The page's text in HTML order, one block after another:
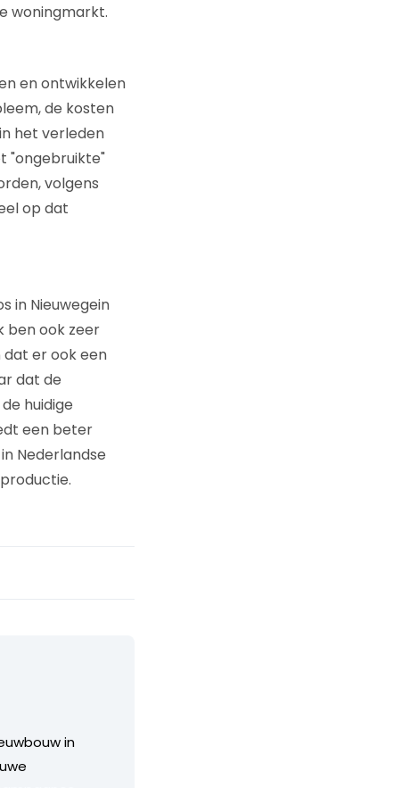
woningmarkt.
en ontwikkelen
de kosten
het verleden
"ongebruikte"
volgens
op dat
in Nieuwegein
ben ook zeer
dat er ook een
dat de
huidige
een beter
Nederlandse
in